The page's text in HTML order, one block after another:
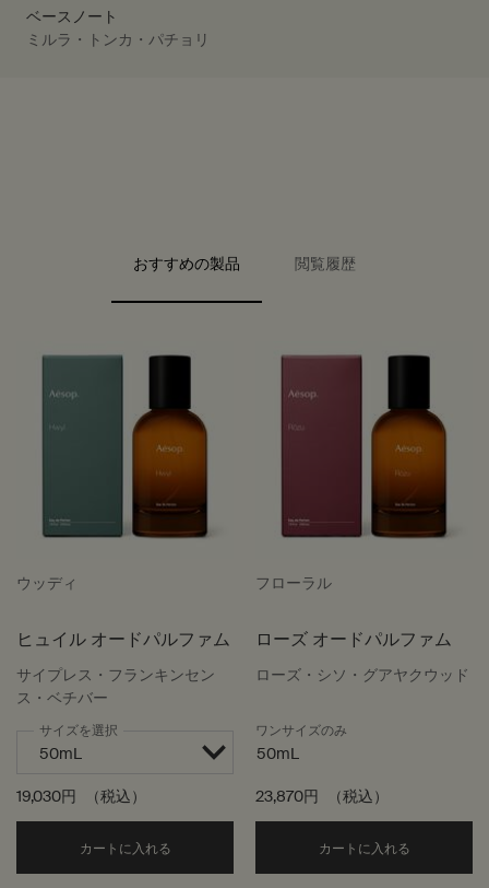
ベースノート
ミルラ・トンカ・パチョリ
PDP carousel with text
PDP Video Flowplayer just on mobile
おすすめの製品 閲覧履歴
ウッディ
ヒュイル オードパルファム
サイプレス・フランキンセン
ス・ベチバー
サイズを選択
19,030円 （税込）
カートに入れる Add the ヒュイル オードパルファム to cart
フローラル
ローズ オードパルファム
ローズ・シソ・グアヤクウッド
ワンサイズのみ
50mL
23,870円 （税込）
カートに入れる